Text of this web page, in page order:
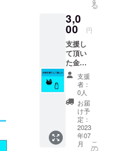
記載し
たいお
名前を
記入し
てくだ
さい ＊
交通
費、滞
在費は
自己負
担でお
願い致
しま
す。 ＊
有効期
前を記
載させ
ていた
だきま
す ＊備
考欄に
看板に
記載し
たいお
名前を
記入し
てくだ
さい。
る
3,0
00 円
支援し
て頂い
た金額
でカウ
ンター
に置く
小物を
買わさ
せて頂
きま
す。 店
内に掲
支援
者：
0人
お届
け予
定：
2023
年07
月
こ
の